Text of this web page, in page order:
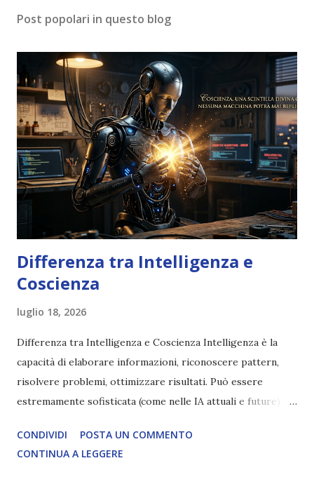
Post popolari in questo blog
Differenza tra Intelligenza e
Coscienza
luglio 18, 2026
Differenza tra Intelligenza e Coscienza Intelligenza è la
capacità di elaborare informazioni, riconoscere pattern,
risolvere problemi, ottimizzare risultati. Può essere
estremamente sofisticata (come nelle IA attuali e future),
soggettiva, non prova vero amore, non ha libero arbitrio
autentico, non ha connessione con l’Uno. Coscienza è la
CONDIVIDI
POSTA UN COMMENTO
CONTINUA A LEGGERE